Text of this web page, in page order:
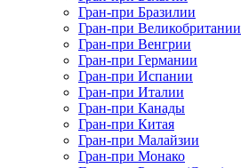
Гран-при Бразилии
Гран-при Великобритании
Гран-при Венгрии
Гран-при Германии
Гран-при Испании
Гран-при Италии
Гран-при Канады
Гран-при Китая
Гран-при Малайзии
Гран-при Монако